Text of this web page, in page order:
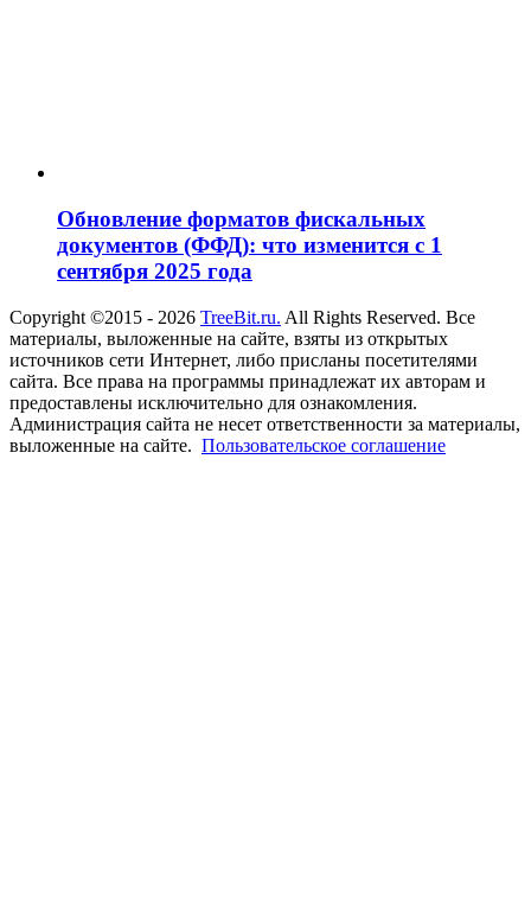
Обновление форматов фискальных
документов (ФФД): что изменится с 1
сентября 2025 года
Copyright ©2015 - 2026 TreeBit.ru. All Rights Reserved. Все
материалы, выложенные на сайте, взяты из открытых
источников сети Интернет, либо присланы посетителями
сайта. Все права на программы принадлежат их авторам и
предоставлены исключительно для ознакомления.
Администрация сайта не несет ответственности за материалы,
выложенные на сайте. Пользовательское соглашение